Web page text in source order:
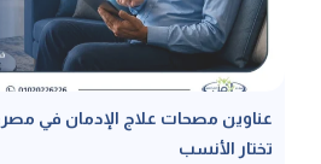
عناوين مصحات علاج الإدمان في
تختار الأنسب
عناوين مصحات علاج الإدمان في مصر هي
التعافي الآمن، وخاصة المصحات المرخصة
رعاية طبية معتمدة تحمي المريض من مخاطر